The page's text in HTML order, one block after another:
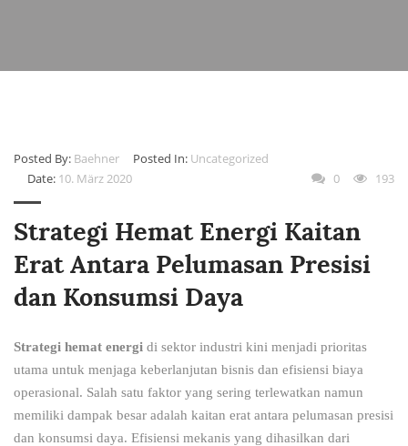
Posted By: Baehner Posted In: Uncategorized
Date: 10. März 2020 0 193
Strategi Hemat Energi Kaitan
Erat Antara Pelumasan Presisi
dan Konsumsi Daya
Strategi hemat energi di sektor industri kini menjadi prioritas
utama untuk menjaga keberlanjutan bisnis dan efisiensi biaya
operasional. Salah satu faktor yang sering terlewatkan namun
memiliki dampak besar adalah kaitan erat antara pelumasan presisi
dan konsumsi daya. Efisiensi mekanis yang dihasilkan dari